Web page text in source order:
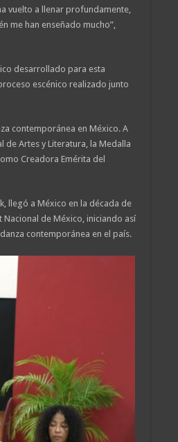
vuelto a llenar profundamente,
me han enseñado mucho”,
desarrollado para esta
escénico realizado junto
contemporánea en México. A
de Artes y Literatura, la Medalla
Creadora Emérita del
llegó a México en la década de
Nacional de México, iniciando así
contemporánea en el país.